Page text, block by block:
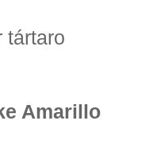
tártaro
Amarillo